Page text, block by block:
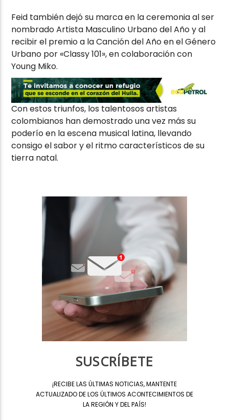
Feid también dejó su marca en la ceremonia al ser
nombrado Artista Masculino Urbano del Año y al
recibir el premio a la Canción del Año en el Género
Urbano por «Classy 101», en colaboración con
Young Miko.
Con estos triunfos, los talentosos artistas
colombianos han demostrado una vez más su
poderío en la escena musical latina, llevando
consigo el sabor y el ritmo característicos de su
tierra natal.
SUSCRÍBETE
¡RECIBE LAS ÚLTIMAS NOTICIAS, MANTENTE
ACTUALIZADO DE LOS ÚLTIMOS ACONTECIMIENTOS DE
LA REGIÓN Y DEL PAÍS!